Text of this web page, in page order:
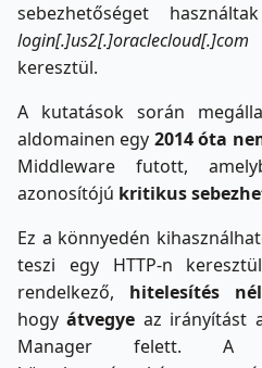
sebezhetőséget
login[.]us2[.]oraclecloud[.]com
keresztül.
A kutatások során
aldomainen egy 2014 óta
Middleware futott,
azonosítójú kritikus
Ez a könnyedén
teszi egy HTTP-n
rendelkező, hitelesítés
hogyátvegye az irányítást
Manager felett. A